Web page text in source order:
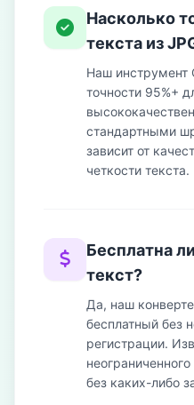
Насколько
текста из
Наш инструмент
точности 95%+
стандартными
зависит от
четкости текста.
Бесплатна
текст?
Да, наш
бесплатный без
регистрации.
без каких-либо